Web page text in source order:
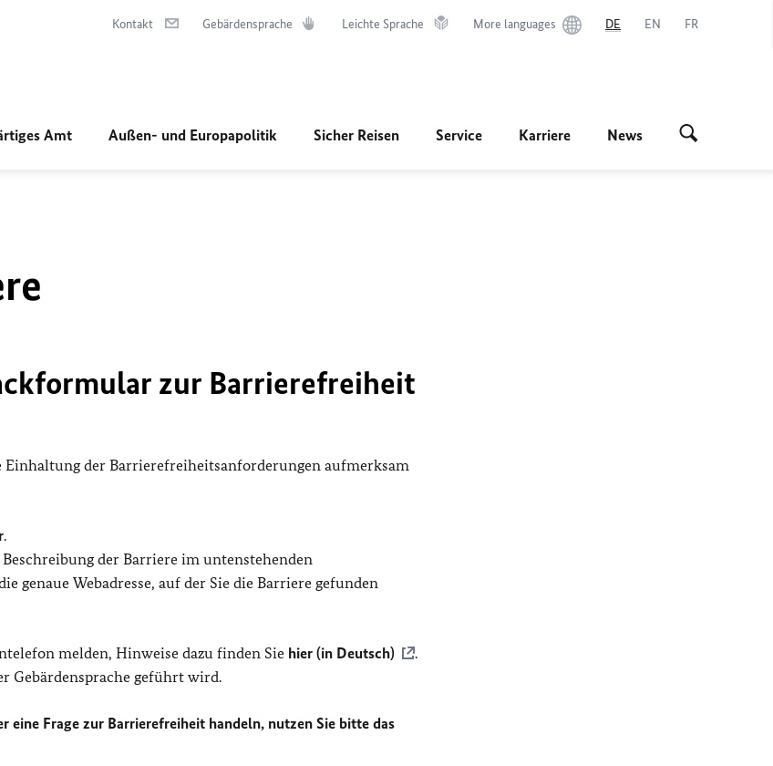
Kontakt Gebärdensprache Leichte Sprache More languages DE EN FR
Amt Außen- und Europapolitik Sicher Reisen Service Karriere News
zur Barrierefreiheit
Einhaltung der Barrierefreiheitsanforderungen aufmerksam
.
der Barriere im untenstehenden
genaue Webadresse, auf der Sie die Barriere gefunden
melden, Hinweise dazu finden Sie hier (in Deutsch)
.
Gebärdensprache geführt wird.
Frage zur Barrierefreiheit handeln, nutzen Sie bitte das